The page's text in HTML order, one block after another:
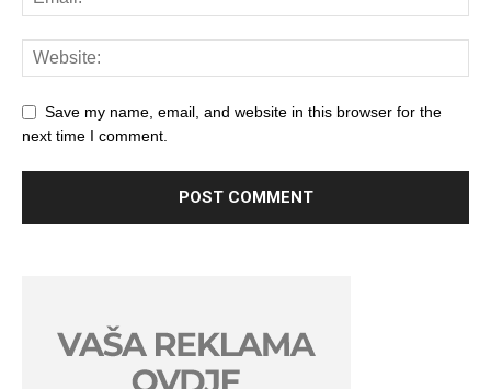
Save my name, email, and website in this browser for the
next time I comment.